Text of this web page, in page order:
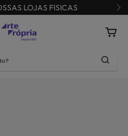
LOJAS FISICAS